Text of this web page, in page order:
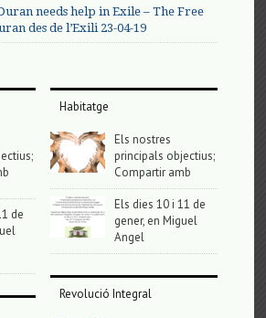
needs help in Exile – The Free
des de l’Exili 23-04-19
de
Habitatge
Els nostres
principals objectius;
Compartir amb
Els dies 10 i 11 de
gener, en Miguel
Angel
Revolució Integral